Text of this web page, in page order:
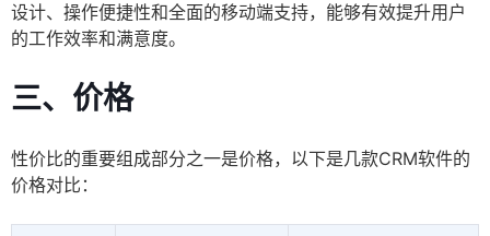
设计、操作便捷性和全面的移动端支持，能够有效提升用户
的工作效率和满意度。
三、价格
性价比的重要组成部分之一是价格，以下是几款CRM软件的
价格对比：